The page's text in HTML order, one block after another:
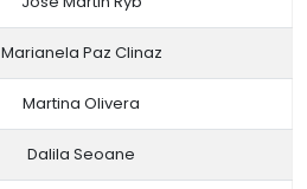
Marianela Paz Clinaz
Martina Olivera
Dalila Seoane